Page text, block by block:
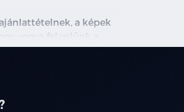
a képek
vegye fel velünk a
tájékoztató jellegű,